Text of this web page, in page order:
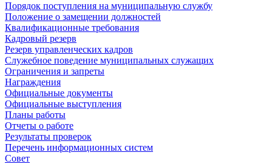
Порядок поступления на муниципальную службу
Положение о замещении должностей
Квалификационные требования
Кадровый резерв
Резерв управленческих кадров
Служебное поведение муниципальных служащих
Ограничения и запреты
Награждения
Официальные документы
Официальные выступления
Планы работы
Отчеты о работе
Результаты проверок
Перечень информационных систем
Совет